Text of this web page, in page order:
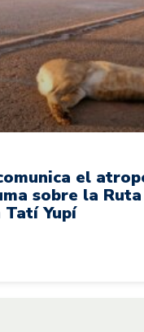
el
sobre la Ruta
Yupí